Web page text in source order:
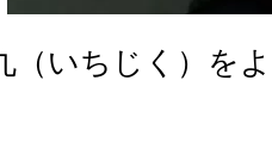
（いちじく）を